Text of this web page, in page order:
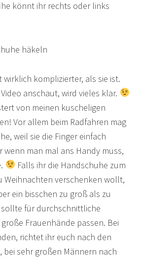
könnt ihr rechts oder links
wirklich komplizierter, als sie ist.
anschaut, wird vieles klar.
von meinen kuscheligen
Vor allem beim Radfahren mag
weil sie die Finger einfach
wenn man mal ans Handy muss,
Falls ihr die Handschuhe zum
Weihnachten verschenken wollt,
ein bisschen zu groß als zu
sollte für durchschnittliche
Frauenhände passen. Bei
richtet ihr euch nach den
bei sehr großen Männern nach